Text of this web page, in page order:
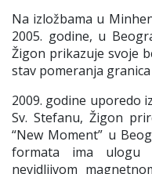
Na izložbama u
2005. godine, u
Žigon prikazuje svoje
stav pomeranja
2009. godine uporedo
Sv. Stefanu, Žigon
“New Moment” u
formata ima ulogu
nevidljivom